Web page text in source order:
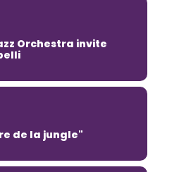
Orchestra invite
de la jungle"